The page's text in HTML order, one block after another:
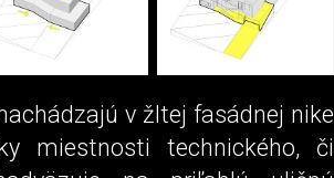
v žltej fasádnej nike
miestnosti technického, či